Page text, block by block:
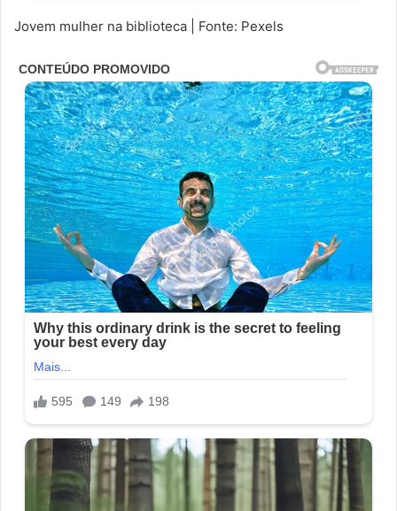
Jovem mulher na biblioteca | Fonte: Pexels